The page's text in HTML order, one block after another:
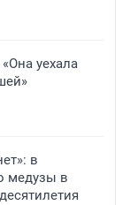
уехала
в
медузы в